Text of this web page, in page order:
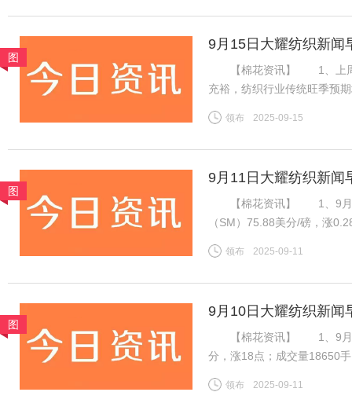
图
9月15日大耀纺织新闻
【棉花资讯】 1、上周国
充裕，纺织行业传统旺季预
良好，新疆新棉吐絮率近
领布 2025-09-15
图
9月11日大耀纺织新闻
【棉花资讯】 1、9月10
（SM）75.88美分/磅，涨
磅，涨0.28美分/磅，折一般
领布 2025-09-11
图
9月10日大耀纺织新闻
【棉花资讯】 1、9月8
分，涨18点；成交量18650
增，对金融市场有非常重要
领布 2025-09-11